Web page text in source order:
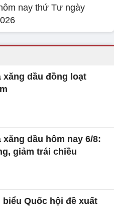
nay thứ Tư ngày
xăng dầu đồng loạt
xăng dầu hôm nay 6/8:
giảm trái chiều
biểu Quốc hội đề xuất